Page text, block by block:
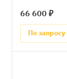
66 600 ₽
По запросу